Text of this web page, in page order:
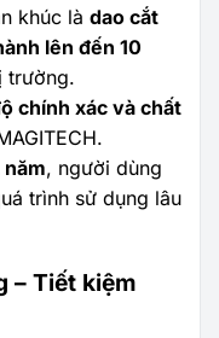
khúc là dao cắt
lên đến 10
trường.
chính xác và chất
, người dùng
trình sử dụng lâu
– Tiết kiệm